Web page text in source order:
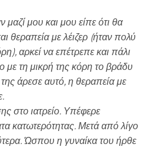
μου και μου είπε ότι θα
θεραπεία με λέιζερ (ήταν πολύ
αρκεί να επέτρεπε και πάλι
με τη μικρή της κόρη το βράδυ
της άρεσε αυτό, η θεραπεία με
στο ιατρείο. Υπέφερε
κατωτερότητας. Μετά από λίγο
Ώσπου η γυναίκα του ήρθε